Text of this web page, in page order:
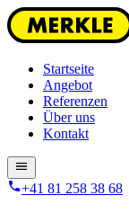
Startseite
Angebot
Referenzen
Über uns
Kontakt
+41 81 258 38 68